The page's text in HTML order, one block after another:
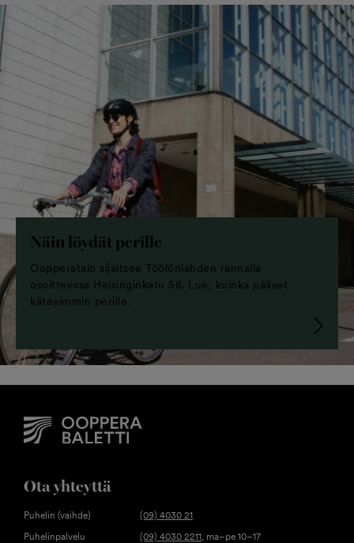
Näin löydät perille
Oopperatalo sijaitsee Töölönlahden rannalla
osoitteessa Helsinginkatu 58. Lue, kuinka pääset
kätevimmin perille.
Ota yhteyttä
Puhelin (vaihde)
(09) 4030 21
Puhelinpalvelu
(09) 4030 2211, ma–pe 10–17